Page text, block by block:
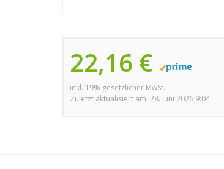
22,16 €
inkl. 19% gesetzlicher MwSt.
Zuletzt aktualisiert am: 28. Juni 2026 9:04